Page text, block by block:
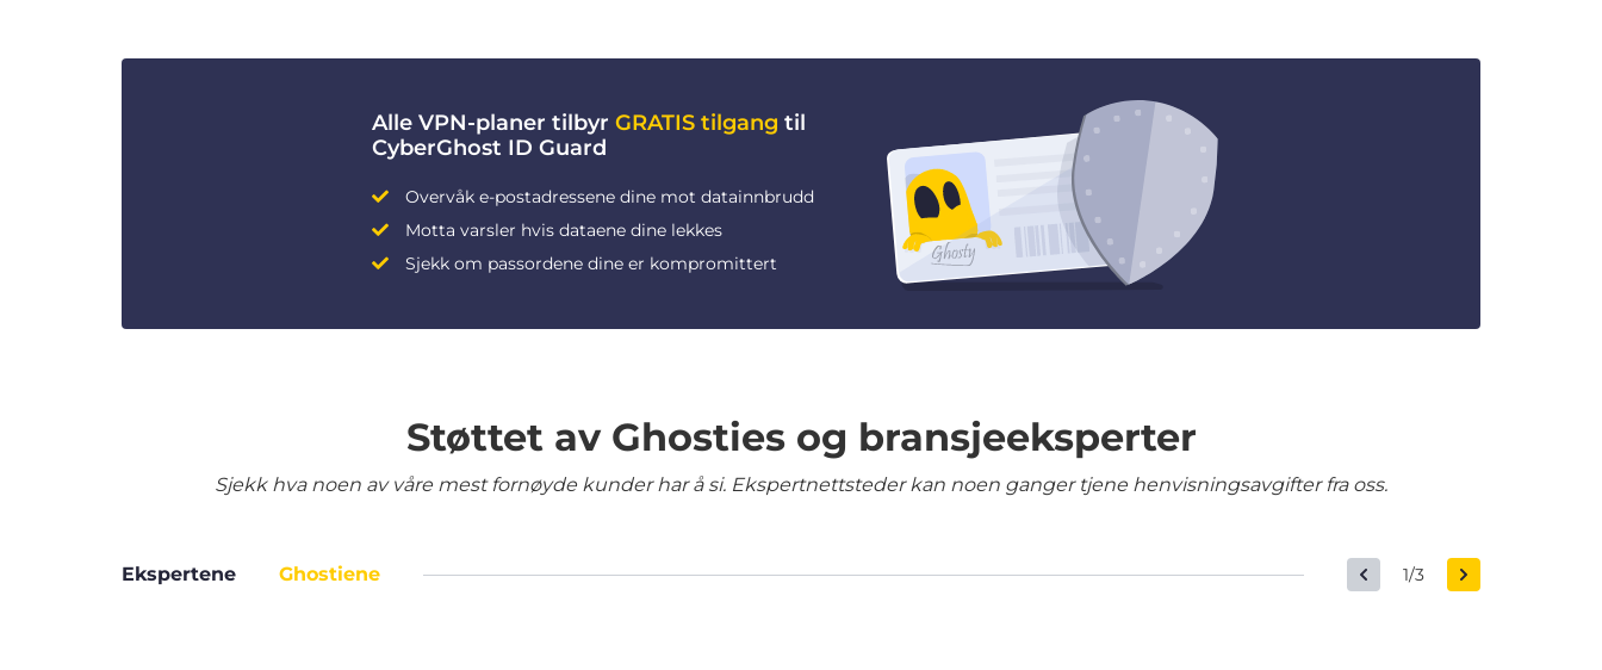
Alle VPN-planer tilbyr GRATIS tilgang til
CyberGhost ID Guard
Overvåk e-postadressene dine mot datainnbrudd
Motta varsler hvis dataene dine lekkes
Sjekk om passordene dine er kompromittert
Støttet av Ghosties og bransjeeksperter
Sjekk hva noen av våre mest fornøyde kunder har å si. Ekspertnettsteder kan noen ganger tjene henvisningsavgifter fra oss.
Ekspertene Ghostiene 1/3